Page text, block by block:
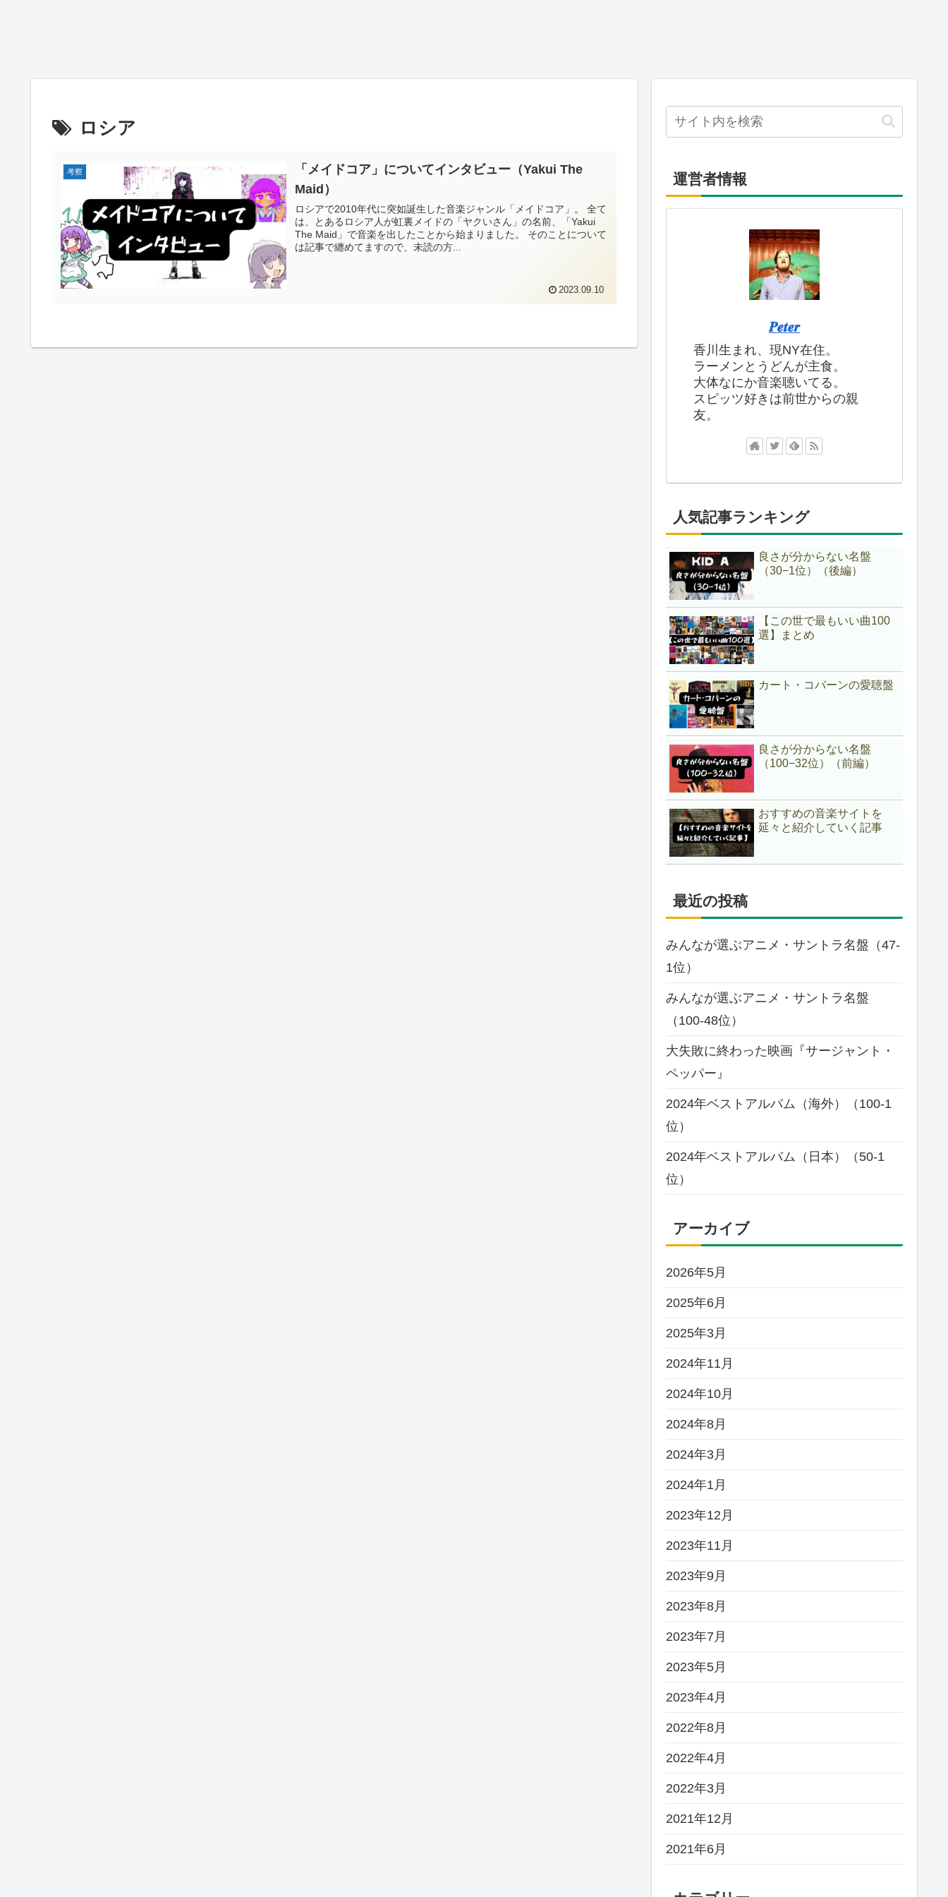
ロシア
考察
「メイドコア」についてインタビュー（Yakui The
Maid）
ロシアで2010年代に突如誕生した音楽ジャンル「メイドコア」。 全て
は、とあるロシア人が虹裏メイドの「ヤクいさん」の名前、「Yakui
The Maid」で音楽を出したことから始まりました。 そのことについて
は記事で纏めてますので、未読の方...
2023.09.10
運営者情報
𝑷𝒆𝒕𝒆𝒓
香川生まれ、現NY在住。
ラーメンとうどんが主食。
大体なにか音楽聴いてる。
スピッツ好きは前世からの親
友。
人気記事ランキング
良さが分からない名盤
（30−1位）（後編）
【この世で最もいい曲100
選】まとめ
カート・コバーンの愛聴盤
良さが分からない名盤
（100−32位）（前編）
おすすめの音楽サイトを
延々と紹介していく記事
最近の投稿
みんなが選ぶアニメ・サントラ名盤（47-
1位）
みんなが選ぶアニメ・サントラ名盤
（100-48位）
大失敗に終わった映画『サージャント・
ペッパー』
2024年ベストアルバム（海外）（100-1
位）
2024年ベストアルバム（日本）（50-1
位）
アーカイブ
2026年5月
2025年6月
2025年3月
2024年11月
2024年10月
2024年8月
2024年3月
2024年1月
2023年12月
2023年11月
2023年9月
2023年8月
2023年7月
2023年5月
2023年4月
2022年8月
2022年4月
2022年3月
2021年12月
2021年6月